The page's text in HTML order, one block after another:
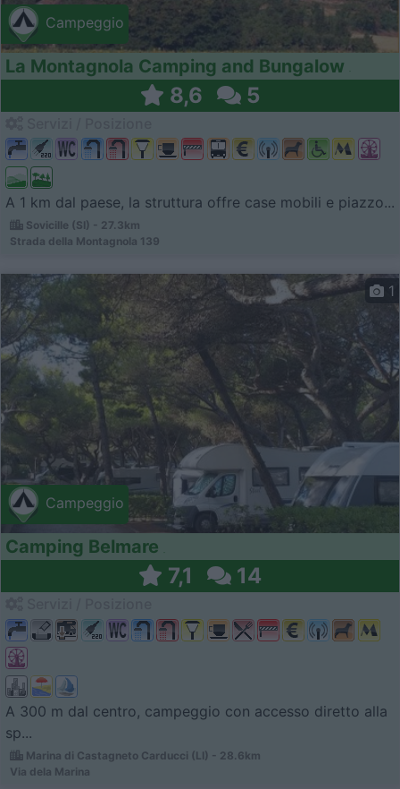
Campeggio
La Montagnola Camping and Bungalow
8,6 5
A 1 km dal paese, la struttura offre case mobili e piazzo...
Sovicille (SI) - 27.3km
Strada della Montagnola 139
Campeggio
1
Camping Belmare
7,1 14
A 300 m dal centro, campeggio con accesso diretto alla
sp...
Marina di Castagneto Carducci (LI) - 28.6km
Via dela Marina